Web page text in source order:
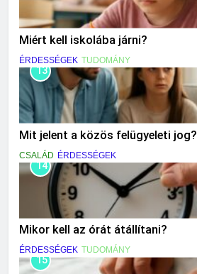
Miért kell iskolába járni?
ÉRDESSÉGEK TUDOMÁNY
13
Mit jelent a közös felügyeleti jog?
CSALÁD ÉRDESSÉGEK
14
Mikor kell az órát átállítani?
ÉRDESSÉGEK TUDOMÁNY
15